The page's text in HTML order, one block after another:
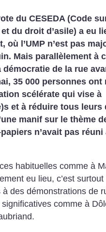
du CESEDA (Code
du droit d’asile) a eu
où l’UMP n’est pas
Mais parallèlement à
de la rue
35 000 personnes ont
scélérate qui vise à
et à réduire tous leurs
manif sur le thème
n’avait pas
habituelles comme à
eu lieu, c’est
des démonstrations de
comme à